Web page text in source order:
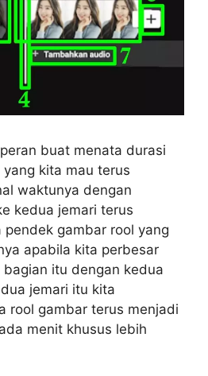
buat menata durasi
kita mau terus
waktunya dengan
kedua jemari terus
gambar rool yang
apabila kita perbesar
itu dengan kedua
jemari itu kita
rool gambar terus menjadi
menit khusus lebih